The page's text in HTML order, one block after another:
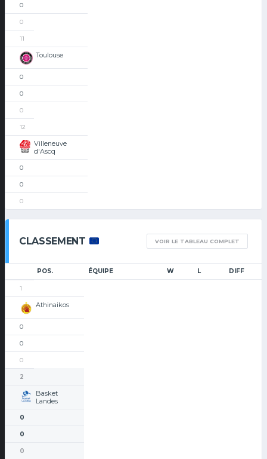
0
0
11
Toulouse
0
0
0
12
Villeneuve
d'Ascq
0
0
0
CLASSEMENT VOIR LE TABLEAU COMPLET
POS. ÉQUIPE W L DIFF
1
Athinaikos
0
0
0
2
Basket
Landes
0
0
0